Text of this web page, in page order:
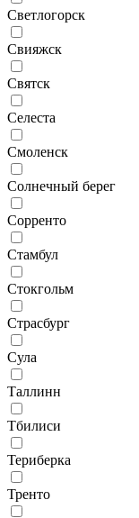
Светлогорск
Свияжск
Святск
Селеста
Смоленск
Солнечный берег
Сорренто
Стамбул
Стокгольм
Страсбург
Сула
Таллинн
Тбилиси
Териберка
Тренто